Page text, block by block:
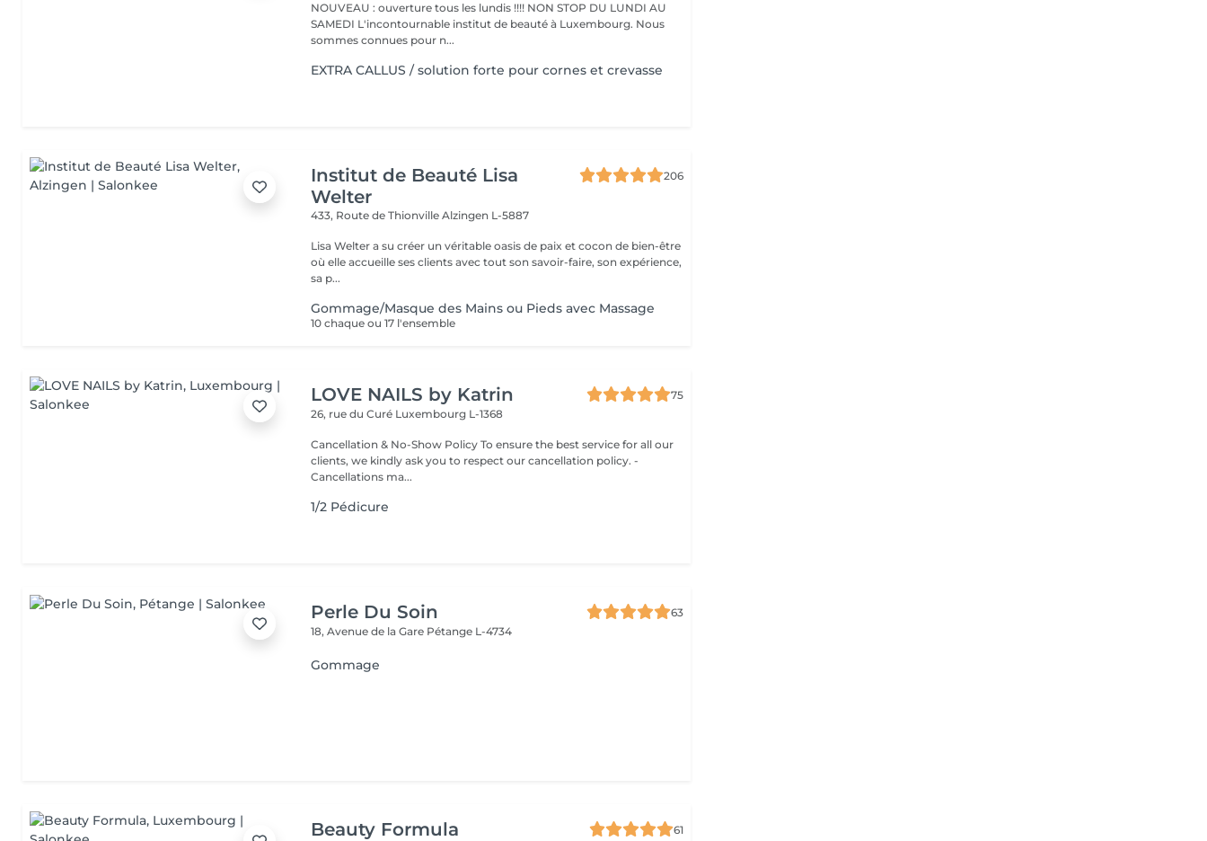
NOUVEAU : ouverture tous les lundis !!!! NON STOP DU LUNDI AU
SAMEDI L'incontournable institut de beauté à Luxembourg. Nous
sommes connues pour n...
EXTRA CALLUS / solution forte pour cornes et crevasse
Institut de Beauté Lisa
Welter
206
433, Route de ThionvilleAlzingen L-5887
Lisa Welter a su créer un véritable oasis de paix et cocon de bien-être
où elle accueille ses clients avec tout son savoir-faire, son expérience,
sa p...
Gommage/Masque des Mains ou Pieds avec Massage
10 chaque ou 17 l'ensemble
LOVE NAILS by Katrin
75
26, rue du Curé Luxembourg L-1368
Cancellation & No-Show Policy To ensure the best service for all our
clients, we kindly ask you to respect our cancellation policy. -
Cancellations ma...
1/2 Pédicure
Perle Du Soin
63
18, Avenue de la Gare Pétange L-4734
Gommage
Beauty Formula
61